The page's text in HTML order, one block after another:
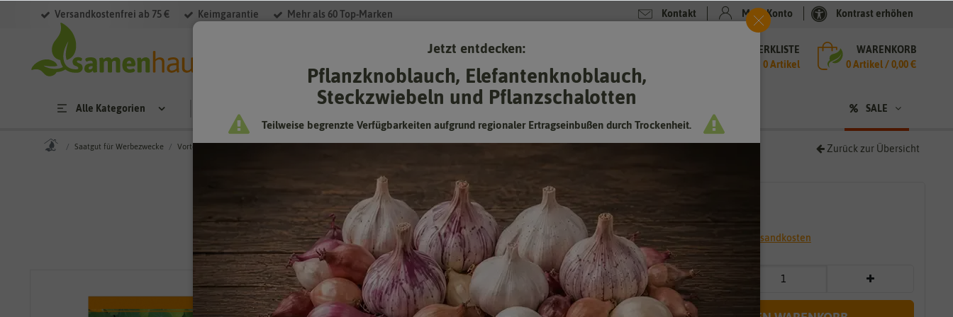
Versandkostenfrei ab 75 € Keimgarantie Mehr als 60 Top-Marken Kontakt Mein Konto Kontrast erhöhen
MERKLISTE
0 Artikel
WARENKORB
0Artikel /0,00 €
Alle Kategorien SALE
Saatgut für Werbezwecke Vorteilspackungen Zurück zur Übersicht
* inkl. 7% MwSt. zzgl. Versandkosten
Kapuzinerkresse für Werbezwecke (100
Tütchen)
Eine Kresse nicht nur zum Essen
Hersteller:
FLORTUS Werbesamentüten
Artikelnummer:
W5251-100x
EAN:
4251535415142
Jetzt entdecken:
Pflanzknoblauch, Elefantenknoblauch,
Steckzwiebeln und Pflanzschalotten
Teilweise begrenzte Verfügbarkeiten aufgrund regionaler Ertragseinbußen durch Trockenheit.